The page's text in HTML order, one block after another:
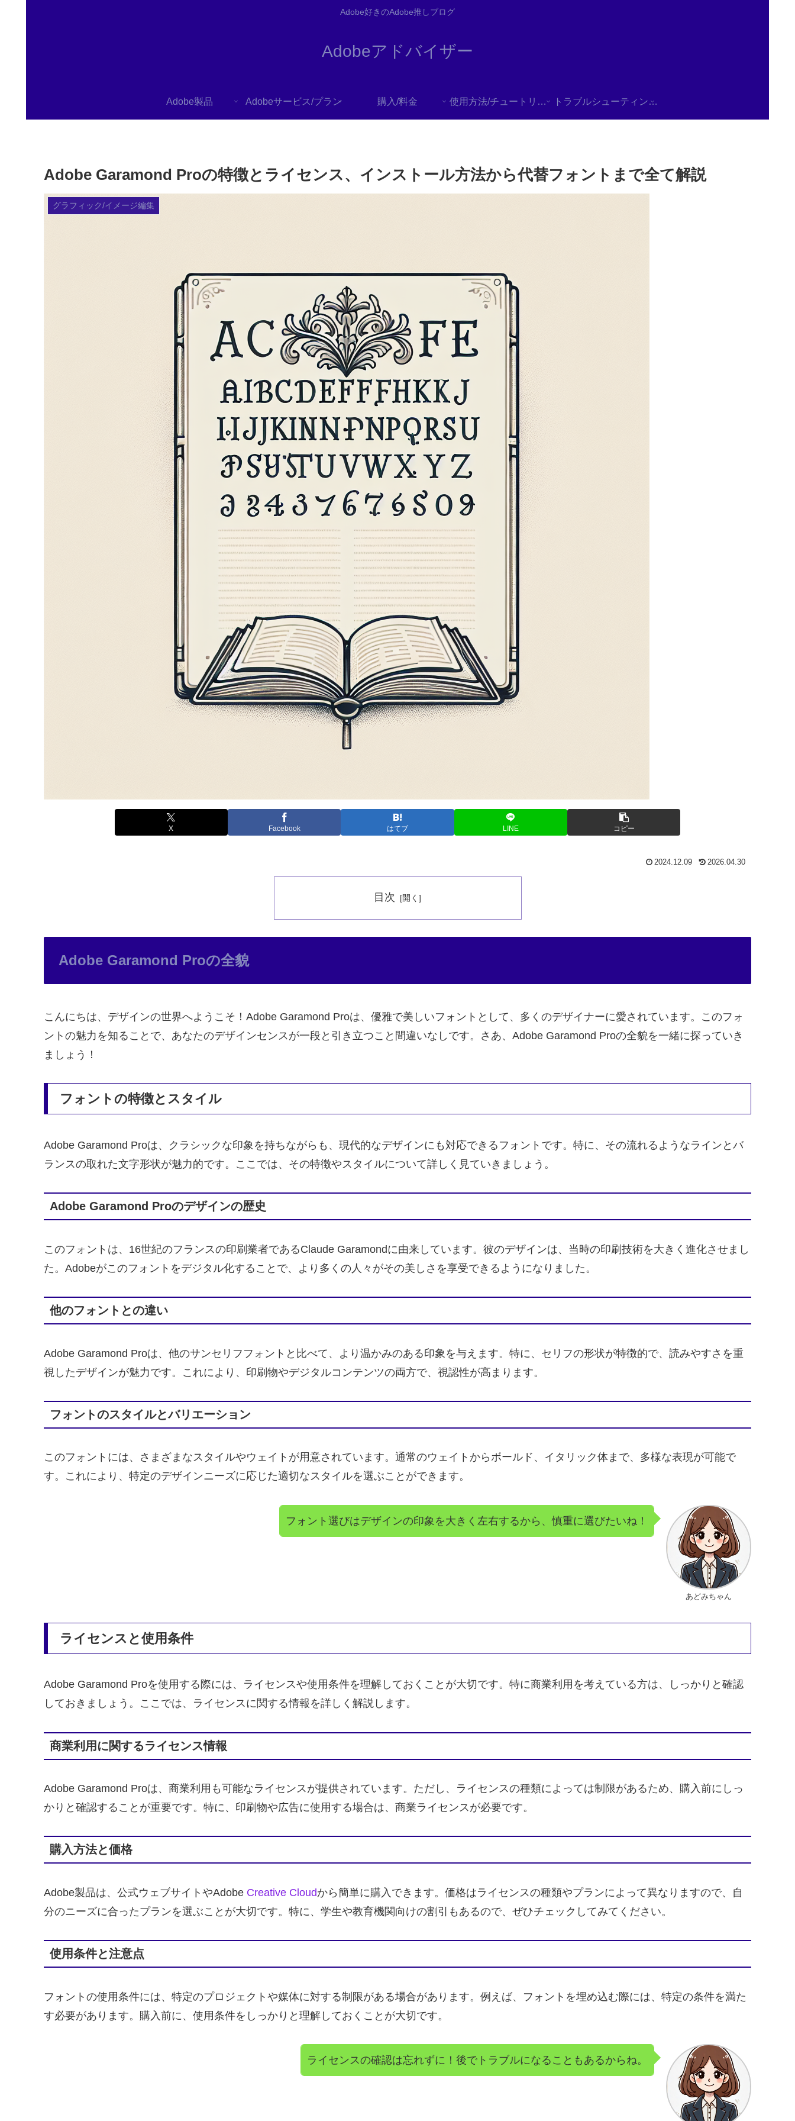
Adobe好きのAdobe推しブログ
Adobeアドバイザー
Adobe製品 Adobeサービス/プラン 購入/料金 使用方法/チュートリアル トラブルシューティング/FAQ
Adobe Garamond Proの特徴とライセンス、インストール方法から代替フォントまで全て解説
グラフィック/イメージ編集
X Facebook はてブ LINE コピー
2024.12.09 2026.04.30
目次
Adobe Garamond Proの全貌
こんにちは、デザインの世界へようこそ！Adobe Garamond Proは、優雅で美しいフォントとして、多くのデザイナーに愛されています。このフォ
ントの魅力を知ることで、あなたのデザインセンスが一段と引き立つこと間違いなしです。さあ、Adobe Garamond Proの全貌を一緒に探っていき
ましょう！
フォントの特徴とスタイル
Adobe Garamond Proは、クラシックな印象を持ちながらも、現代的なデザインにも対応できるフォントです。特に、その流れるようなラインとバ
ランスの取れた文字形状が魅力的です。ここでは、その特徴やスタイルについて詳しく見ていきましょう。
Adobe Garamond Proのデザインの歴史
このフォントは、16世紀のフランスの印刷業者であるClaude Garamondに由来しています。彼のデザインは、当時の印刷技術を大きく進化させまし
た。Adobeがこのフォントをデジタル化することで、より多くの人々がその美しさを享受できるようになりました。
他のフォントとの違い
Adobe Garamond Proは、他のサンセリフフォントと比べて、より温かみのある印象を与えます。特に、セリフの形状が特徴的で、読みやすさを重
視したデザインが魅力です。これにより、印刷物やデジタルコンテンツの両方で、視認性が高まります。
フォントのスタイルとバリエーション
このフォントには、さまざまなスタイルやウェイトが用意されています。通常のウェイトからボールド、イタリック体まで、多様な表現が可能で
す。これにより、特定のデザインニーズに応じた適切なスタイルを選ぶことができます。
あどみちゃん
フォント選びはデザインの印象を大きく左右するから、慎重に選びたいね！
ライセンスと使用条件
Adobe Garamond Proを使用する際には、ライセンスや使用条件を理解しておくことが大切です。特に商業利用を考えている方は、しっかりと確認
しておきましょう。ここでは、ライセンスに関する情報を詳しく解説します。
商業利用に関するライセンス情報
Adobe Garamond Proは、商業利用も可能なライセンスが提供されています。ただし、ライセンスの種類によっては制限があるため、購入前にしっ
かりと確認することが重要です。特に、印刷物や広告に使用する場合は、商業ライセンスが必要です。
購入方法と価格
Adobe製品は、公式ウェブサイトやAdobe Creative Cloudから簡単に購入できます。価格はライセンスの種類やプランによって異なりますので、自
分のニーズに合ったプランを選ぶことが大切です。特に、学生や教育機関向けの割引もあるので、ぜひチェックしてみてください。
使用条件と注意点
フォントの使用条件には、特定のプロジェクトや媒体に対する制限がある場合があります。例えば、フォントを埋め込む際には、特定の条件を満た
す必要があります。購入前に、使用条件をしっかりと理解しておくことが大切です。
ライセンスの確認は忘れずに！後でトラブルになることもあるからね。